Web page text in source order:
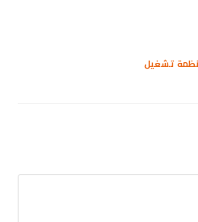
تشغيل